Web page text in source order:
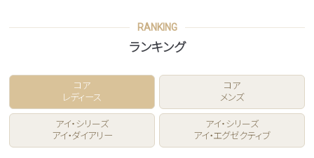
RANKING
ランキング
コア
レディース
コア
メンズ
アイ・シリーズ
アイ・ダイアリー
アイ・シリーズ
アイ・エグゼクティブ